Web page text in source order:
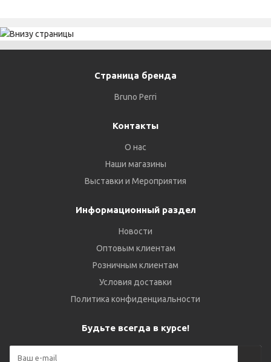
Страница бренда
Bruno Perri
Контакты
О нас
Наши магазины
Выставки и Мероприятия
Информационный раздел
Новости
Оптовым клиентам
Розничным клиентам
Условия доставки
Политика конфиденциальности
Будьте всегда в курсе!